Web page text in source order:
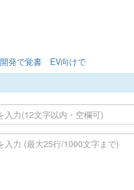
発で覚書 EV向けで